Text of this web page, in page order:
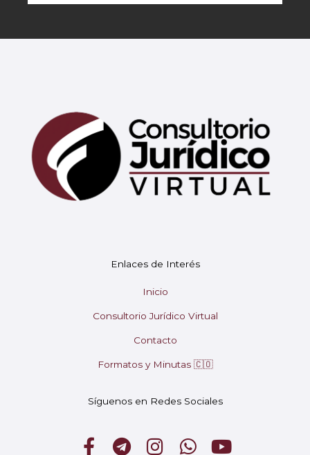
Enlaces de Interés
Inicio
Consultorio Jurídico Virtual
Contacto
Formatos y Minutas 🇨🇴
Síguenos en Redes Sociales
F
T
I
W
Y
¿En qué puedo ayudarte hoy?